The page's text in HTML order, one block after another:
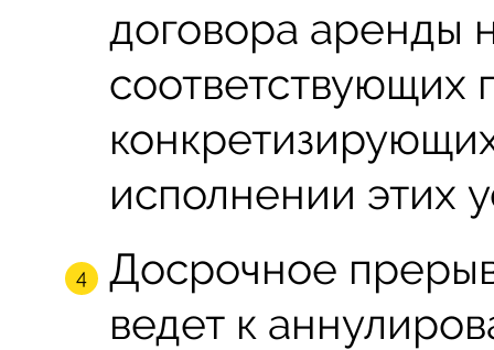
договора аренды
соответствующих
исполнении этих
Досрочное
ведет к